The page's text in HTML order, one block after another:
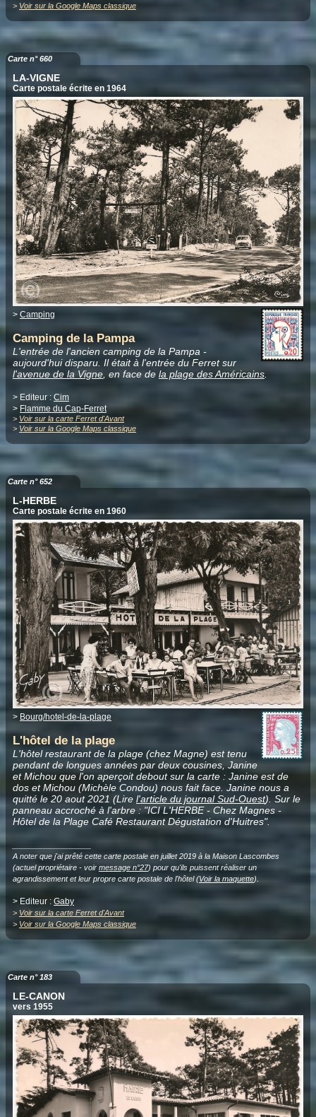
> Voir sur la Google Maps classique
Carte n° 660
LA-VIGNE
Carte postale écrite en 1964
> Camping
Camping de la Pampa
L'entrée de l'ancien camping de la Pampa -
aujourd'hui disparu. Il était à l'entrée du Ferret sur
l'avenue de la Vigne , en face de la plage des Américains
> Editeur : Cim
> Flamme du Cap-Ferret
> Voir sur la carte Ferret d'Avant
> Voir sur la Google Maps classique
Carte n° 652
L-HERBE
Carte postale écrite en 1960
> Bourg/hotel-de-la-plage
L'hôtel de la plage
L'hôtel restaurant de la plage (chez Magne) est tenu
pendant de longues années par deux cousines, Janine
et Michou que l'on aperçoit debout sur la carte : Janine est de
dos et Michou (Michèle Condou) nous fait face. Janine nous a
quitté le 20 aout 2021 (Lire l'article du journal Sud-Ouest). Sur le
panneau accroché à l'arbre : "ICI L'HERBE - Chez Magnes -
Hôtel de la Plage Café Restaurant Dégustation d'Huitres".
______________
A noter que j'ai prêté cette carte postale en juillet 2019 à la Maison Lascombes
(actuel propriétaire - voir message n°27) pour qu'ils puissent réaliser un
agrandissement et leur propre carte postale de l'hôtel (Voir la maquette)
> Editeur : Gaby
> Voir sur la carte Ferret d'Avant
> Voir sur la Google Maps classique
Carte n° 183
LE-CANON
vers 1955